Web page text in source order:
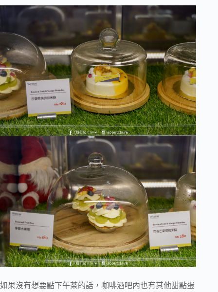
如果沒有想要點下午茶的話，咖啡酒吧內也有其他甜點蛋